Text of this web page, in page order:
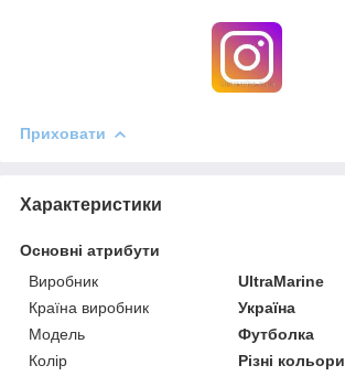
Приховати
Характеристики
Основні атрибути
Виробник
UltraMarine
Країна виробник
Україна
Модель
Футболка
Колір
Різні кольори